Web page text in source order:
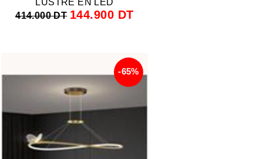
LUSTRE EN LED
414.000 DT 144.900 DT
-65%